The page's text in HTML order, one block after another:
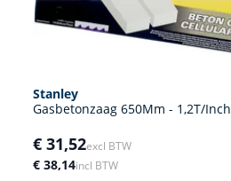
Stanley
Gasbetonzaag 650Mm - 1,2T/Inch
€ 31,52excl BTW
€ 38,14incl BTW